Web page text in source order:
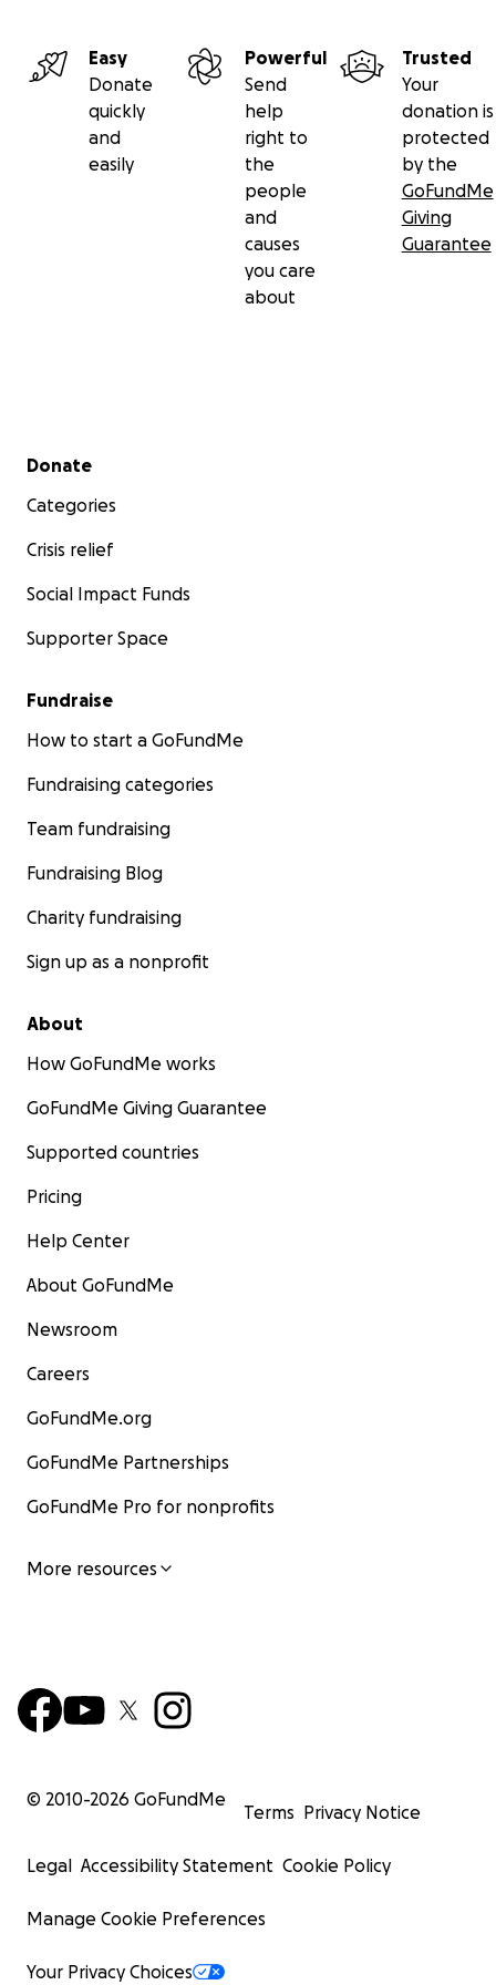
más de lo que las palabras pueden expresar.
Que Dios los bendiga grandemente, con salud por
Para donaciones en Panamá por favor hacerlas a las
YANETH VIRGINIA NAVAS GONZALEZ
Easy
Donate
quickly
and
easily
Powerful
Send
help
right to
the
people
and
causes
you care
about
Trusted
Your
donation is
protected
by the
GoFundMe
Giving
Guarantee
Secondary menu
Donate
Categories
Crisis relief
Social Impact Funds
Supporter Space
Fundraise
How to start a GoFundMe
Fundraising categories
Team fundraising
Fundraising Blog
Charity fundraising
Sign up as a nonprofit
About
How GoFundMe works
GoFundMe Giving Guarantee
Supported countries
Pricing
Help Center
About GoFundMe
Newsroom
Careers
GoFundMe.org
GoFundMe Partnerships
GoFundMe Pro for nonprofits
More resources
© 2010-2026 GoFundMe
Terms Privacy Notice
Legal Accessibility Statement Cookie Policy
Manage Cookie Preferences
Your Privacy Choices